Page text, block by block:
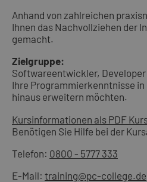
Anhand von zahlreichen
Ihnen das Nachvollziehen der
gemacht.
Zielgruppe:
Softwareentwickler,
Ihre Programmierkenntnisse in
hinaus erweitern möchten.
Kursinformationen als PDF
Benötigen Sie Hilfe bei der
Telefon: 0800 - 5777 333
E-Mail: training@pc-college.de